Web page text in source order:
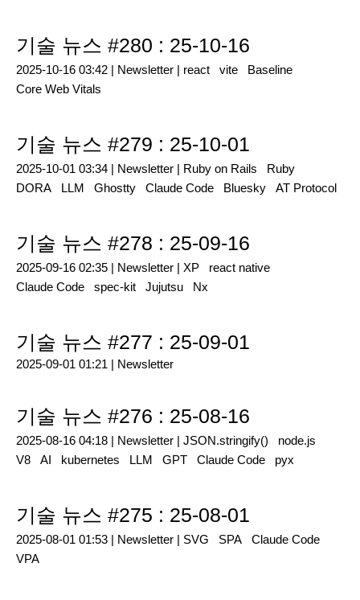
기술 뉴스 #280 : 25-10-16
2025-10-16 03:42 | Newsletter | react vite
Baseline
Core Web Vitals
기술 뉴스 #279 : 25-10-01
2025-10-01 03:34 | Newsletter | Ruby on Rails
Ruby
DORA
LLM Ghostty Claude Code Bluesky AT Protocol
기술 뉴스 #278 : 25-09-16
2025-09-16 02:35 | Newsletter | XP
react native
Claude Code
spec-kit Jujutsu Nx
기술 뉴스 #277 : 25-09-01
2025-09-01 01:21 | Newsletter
기술 뉴스 #276 : 25-08-16
2025-08-16 04:18 | Newsletter | JSON.stringify()
node.js
V8
AI kubernetes LLM GPT Claude Code pyx
기술 뉴스 #275 : 25-08-01
2025-08-01 01:53 | Newsletter | SVG SPA
Claude Code
VPA